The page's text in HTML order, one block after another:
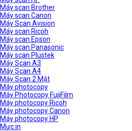
Máy scan Brother
Máy scan Canon
Máy Scan Avision
Máy scan Ricoh
Máy scan Epson
Máy scan Panasonic
Máy scan Plustek
Máy Scan A3
Máy Scan A4
Máy Scan 2 Mặt
Máy photocopy
Máy Photocopy FujiFilm
Máy photocopy Ricoh
Máy photocopy Canon
Máy photocopy HP
Mực in